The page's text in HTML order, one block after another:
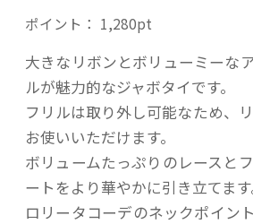
ポイント： 1,280pt
大きなリボンとボリューミーな
ルが魅力的なジャボタイです。
フリルは取り外し可能なため、
お使いいただけます。
ボリュームたっぷりのレースと
ートをより華やかに引き立てます
ロリータコーデのネックポイン